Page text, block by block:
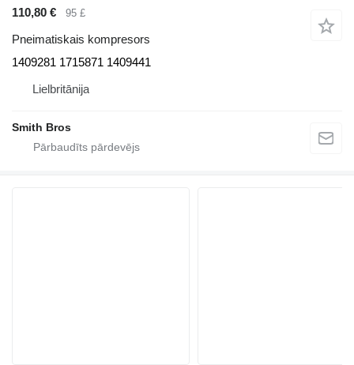
110,80 € 95 £
Pneimatiskais kompresors
1409281 1715871 1409441
Lielbritānija
Smith Bros